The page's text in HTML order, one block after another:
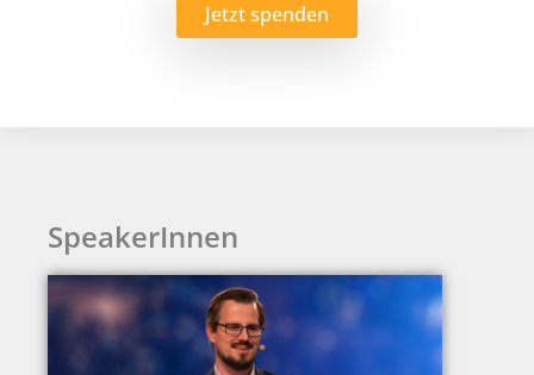
Jetzt spenden
SpeakerInnen